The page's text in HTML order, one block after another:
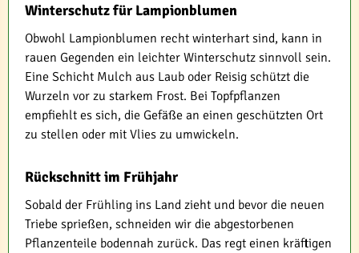
Winterschutz für Lampionblumen
Obwohl Lampionblumen recht winterhart sind, kann in
rauen Gegenden ein leichter Winterschutz sinnvoll sein.
Eine Schicht Mulch aus Laub oder Reisig schützt die
Wurzeln vor zu starkem Frost. Bei Topfpflanzen
empfiehlt es sich, die Gefäße an einen geschützten Ort
zu stellen oder mit Vlies zu umwickeln.
Rückschnitt im Frühjahr
Sobald der Frühling ins Land zieht und bevor die neuen
Triebe sprießen, schneiden wir die abgestorbenen
Pflanzenteile bodennah zurück. Das regt einen kräftigen